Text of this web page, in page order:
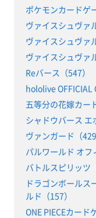
ポケモンカードゲ
ヴァイスシュヴァ
ヴァイスシュヴァ
ヴァイスシュヴァ
Reバース（547）
hololive OFFICIAL
五等分の花嫁カー
シャドウバース エ
ヴァンガード（
パルワールド オフ
バトルスピリッツ
ドラゴンボールス
ルド（157）
ONE PIECEカード